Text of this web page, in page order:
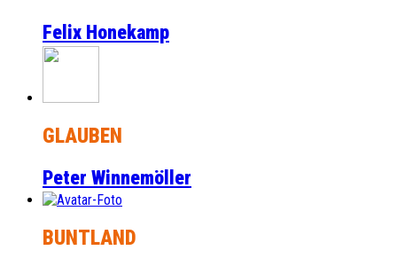
Felix Honekamp
GLAUBEN
Peter Winnemöller
BUNTLAND